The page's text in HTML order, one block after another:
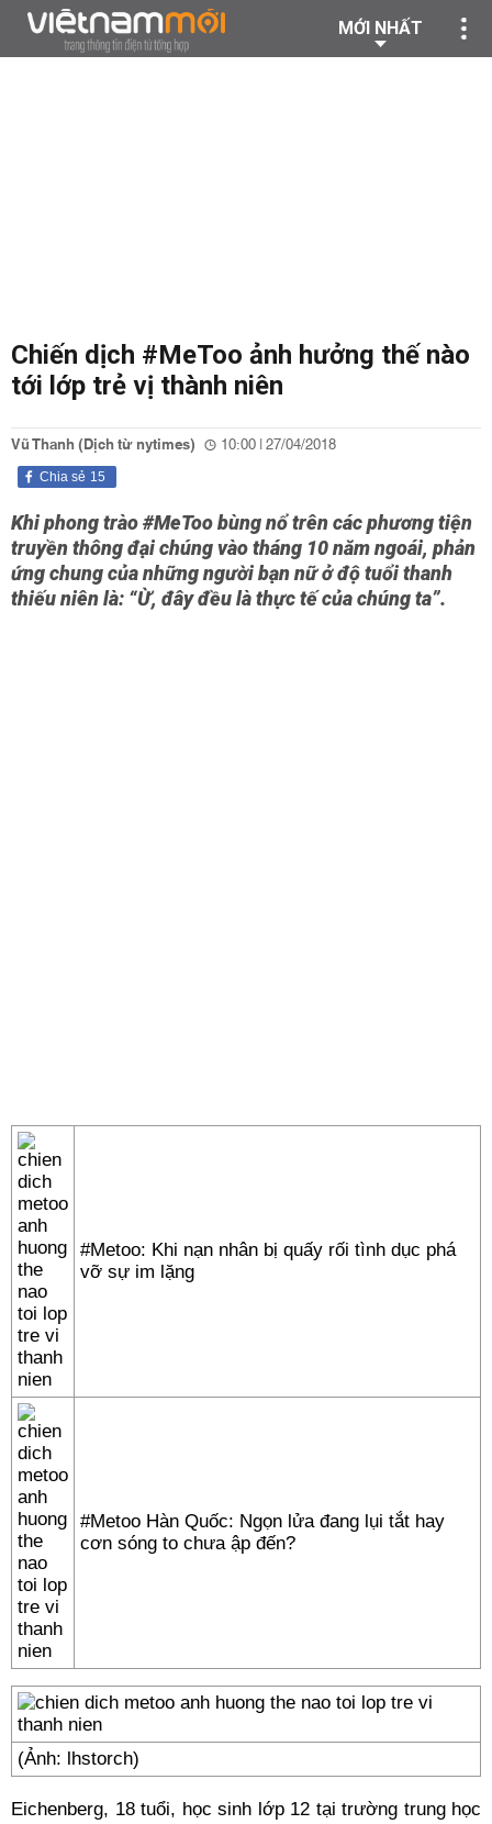
MỚI NHẤT
Chiến dịch #MeToo ảnh hưởng thế nào
tới lớp trẻ vị thành niên
Vũ Thanh (Dịch từ nytimes) 10:00 | 27/04/2018
15
Chia sẻ
Khi phong trào #MeToo bùng nổ trên các phương tiện
truyền thông đại chúng vào tháng 10 năm ngoái, phản
ứng chung của những người bạn nữ ở độ tuổi thanh
thiếu niên là: “Ừ, đây đều là thực tế của chúng ta”.
#Metoo: Khi nạn nhân bị quấy rối tình dục phá
vỡ sự im lặng
#Metoo Hàn Quốc: Ngọn lửa đang lụi tắt hay
cơn sóng to chưa ập đến?
(Ảnh: lhstorch)
Eichenberg, 18 tuổi, học sinh lớp 12 tại trường trung học